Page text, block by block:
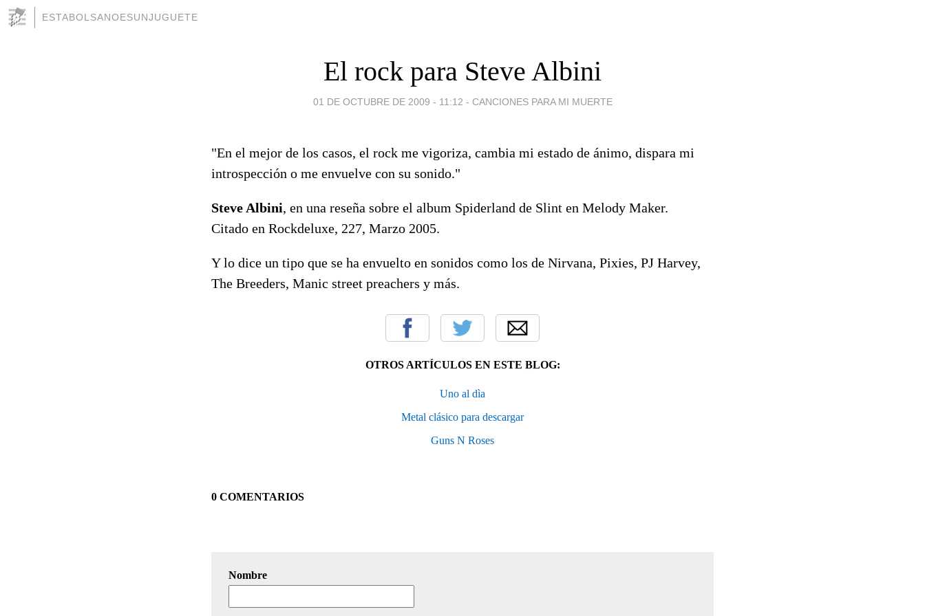
ESTABOLSANOESUNJUGUETE
El rock para Steve Albini
01 DE OCTUBRE DE 2009 - 11:12 - CANCIONES PARA MI MUERTE
"En el mejor de los casos, el rock me vigoriza, cambia mi estado de ánimo, dispara mi
introspección o me envuelve con su sonido."
Steve Albini, en una reseña sobre el album Spiderland de Slint en Melody Maker.
Citado en Rockdeluxe, 227, Marzo 2005.
Y lo dice un tipo que se ha envuelto en sonidos como los de Nirvana, Pixies, PJ Harvey,
The Breeders, Manic street preachers y más.
OTROS ARTÍCULOS EN ESTE BLOG:
Uno al dìa
Metal clásico para descargar
Guns N Roses
0 COMENTARIOS
Nombre